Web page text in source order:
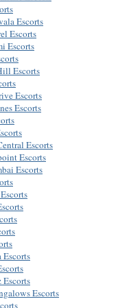
Escorts
Escorts
Escorts
Escorts
Escorts
Escorts
Escorts
Escorts
Escorts
Escorts
Escorts
Escorts